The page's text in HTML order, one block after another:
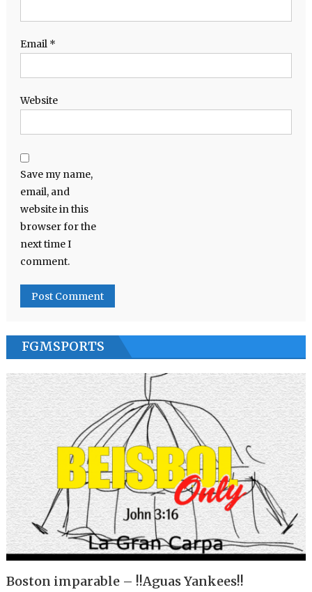
Email *
Website
Save my name,
email, and
website in this
browser for the
next time I
comment.
FGMSPORTS
Boston imparable – !!Aguas Yankees!!